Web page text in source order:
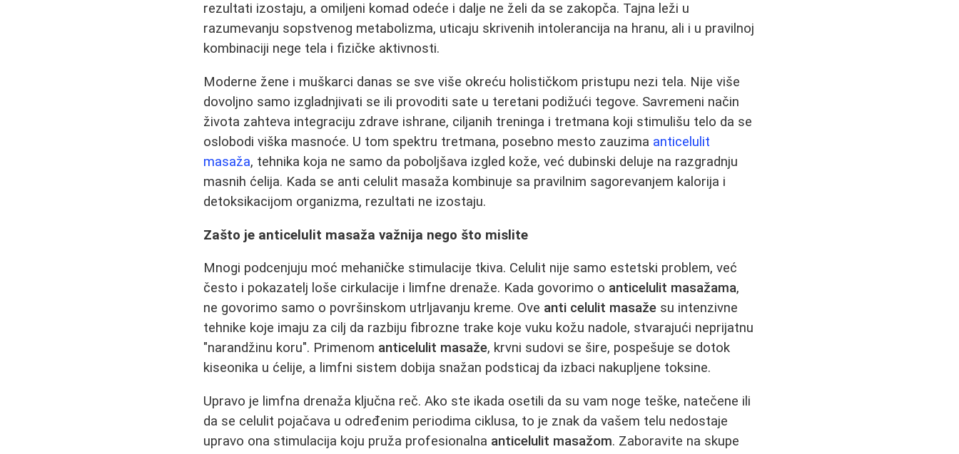
rezultati izostaju, a omiljeni komad odeće i dalje ne želi da se zakopča. Tajna leži u
razumevanju sopstvenog metabolizma, uticaju skrivenih intolerancija na hranu, ali i u pravilnoj
kombinaciji nege tela i fizičke aktivnosti.
Moderne žene i muškarci danas se sve više okreću holističkom pristupu nezi tela. Nije više
dovoljno samo izgladnjivati se ili provoditi sate u teretani podižući tegove. Savremeni način
života zahteva integraciju zdrave ishrane, ciljanih treninga i tretmana koji stimulišu telo da se
oslobodi viška masnoće. U tom spektru tretmana, posebno mesto zauzima anticelulit
masaža, tehnika koja ne samo da poboljšava izgled kože, već dubinski deluje na razgradnju
masnih ćelija. Kada se anti celulit masaža kombinuje sa pravilnim sagorevanjem kalorija i
detoksikacijom organizma, rezultati ne izostaju.
Zašto je anticelulit masaža važnija nego što mislite
Mnogi podcenjuju moć mehaničke stimulacije tkiva. Celulit nije samo estetski problem, već
često i pokazatelj loše cirkulacije i limfne drenaže. Kada govorimo o anticelulit masažama,
ne govorimo samo o površinskom utrljavanju kreme. Ove anti celulit masaže su intenzivne
tehnike koje imaju za cilj da razbiju fibrozne trake koje vuku kožu nadole, stvarajući neprijatnu
"narandžinu koru". Primenom anticelulit masaže, krvni sudovi se šire, pospešuje se dotok
kiseonika u ćelije, a limfni sistem dobija snažan podsticaj da izbaci nakupljene toksine.
Upravo je limfna drenaža ključna reč. Ako ste ikada osetili da su vam noge teške, natečene ili
da se celulit pojačava u određenim periodima ciklusa, to je znak da vašem telu nedostaje
upravo ona stimulacija koju pruža profesionalna anticelulit masažom. Zaboravite na skupe